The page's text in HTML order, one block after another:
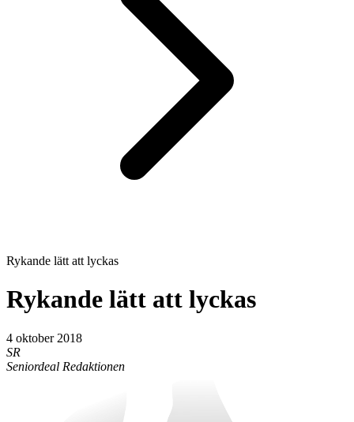
Rykande lätt att lyckas
Rykande lätt att lyckas
4 oktober 2018
SR
Seniordeal Redaktionen